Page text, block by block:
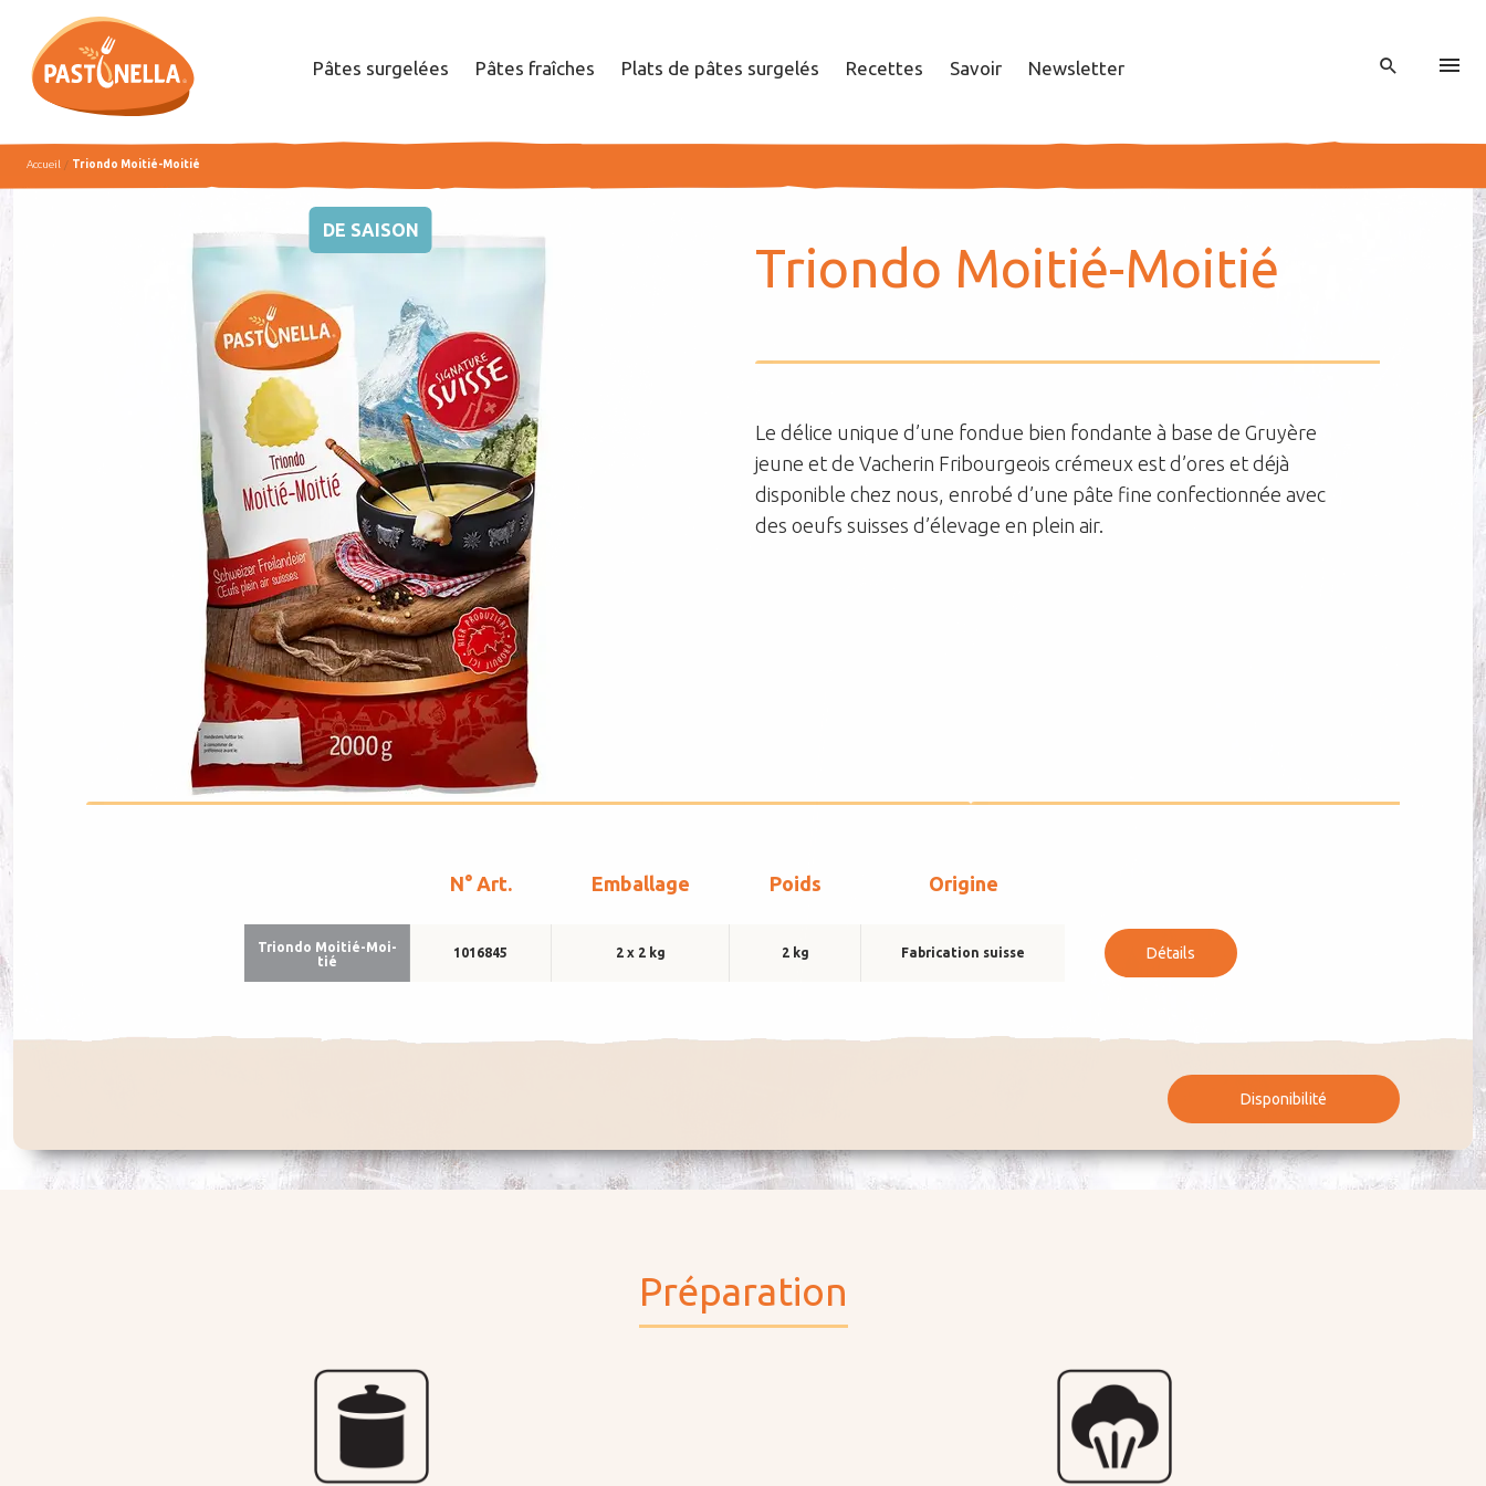
Pâtes surgelées Pâtes fraîches Plats de pâtes surgelés Recettes Savoir Newsletter
Accueil Triondo Moitié-Moitié
Carrières
Équipe de vente
Tri­ondo Moi­tié-Moi­tié
DE SAISON
Le délice unique d’une fondue bien fondante à base de Gruyère
jeune et de Vacherin Fribourgeois crémeux est d’ores et déjà
disponible chez nous, enrobé d’une pâte fine confectionnée avec
des oeufs suisses d’élevage en plein air.
N° Art. Emballage Poids Origine
Tri­ondo Moi­tié-Moi­
tié
1016845 2 x 2 kg 2 kg Fabrication suisse Détails
Disponibilité
Préparation